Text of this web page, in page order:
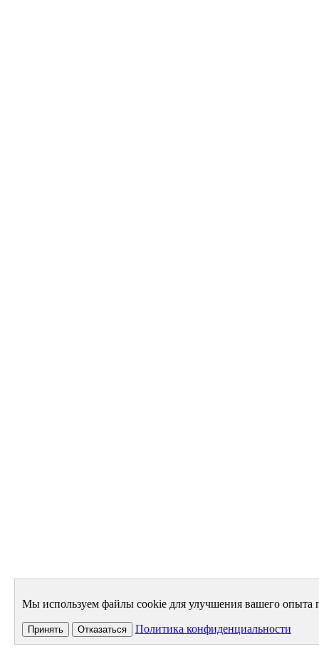
Мы используем файлы cookie для улучшения вашего опыта
Принять Отказаться Политика конфиденциальности